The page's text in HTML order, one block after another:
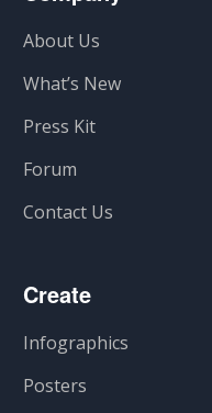
About Us
What’s New
Press Kit
Forum
Contact Us
Create
Infographics
Posters